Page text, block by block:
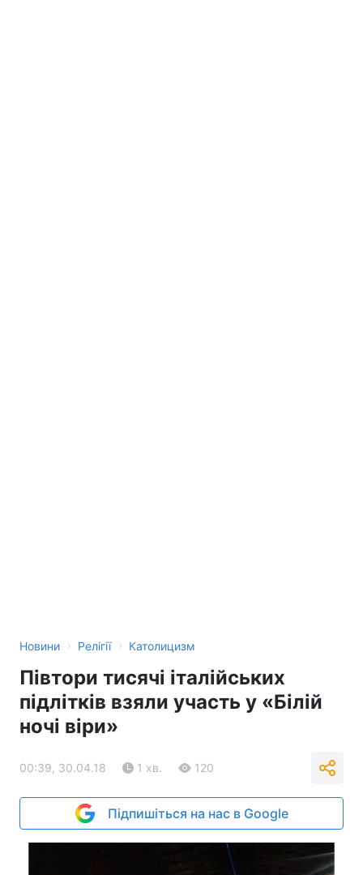
Новини › Релігії › Католицизм
Півтори тисячі італійських
підлітків взяли участь у «Білій
ночі віри»
00:39, 30.04.18 1 хв. 120
Підпишіться на нас в Google